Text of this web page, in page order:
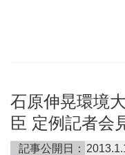
石原伸晃環境
臣 定例記者会
記事公開日：